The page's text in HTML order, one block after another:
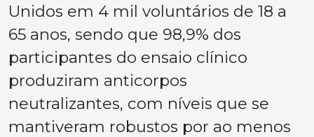
Unidos em 4 mil voluntários de 18 a
65 anos, sendo que 98,9% dos
participantes do ensaio clínico
produziram anticorpos
neutralizantes, com níveis que se
mantiveram robustos por ao menos